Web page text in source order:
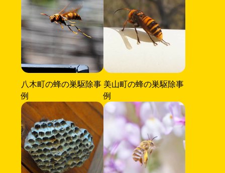
八木町の蜂の巣駆除事
例
美山町の蜂の巣駆除事
例